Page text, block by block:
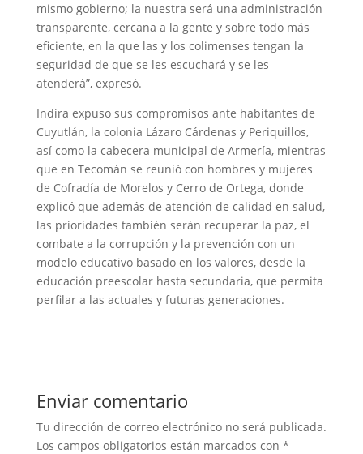
mismo gobierno; la nuestra será una administración
transparente, cercana a la gente y sobre todo más
eficiente, en la que las y los colimenses tengan la
seguridad de que se les escuchará y se les
atenderá”, expresó.
Indira expuso sus compromisos ante habitantes de
Cuyutlán, la colonia Lázaro Cárdenas y Periquillos,
así como la cabecera municipal de Armería, mientras
que en Tecomán se reunió con hombres y mujeres
de Cofradía de Morelos y Cerro de Ortega, donde
explicó que además de atención de calidad en salud,
las prioridades también serán recuperar la paz, el
combate a la corrupción y la prevención con un
modelo educativo basado en los valores, desde la
educación preescolar hasta secundaria, que permita
perfilar a las actuales y futuras generaciones.
Enviar comentario
Tu dirección de correo electrónico no será publicada.
Los campos obligatorios están marcados con *